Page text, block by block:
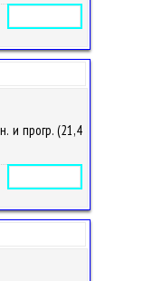
и прогр. (21,4